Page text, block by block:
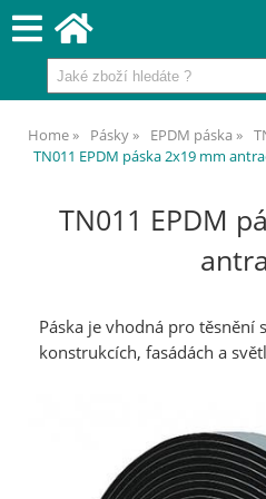
Home Pásky EPDM páska
TN011 EPDM páska 2x19 mm
TN011 EPDM
Páska je vhodná pro těsnění
konstrukcích, fasádách a